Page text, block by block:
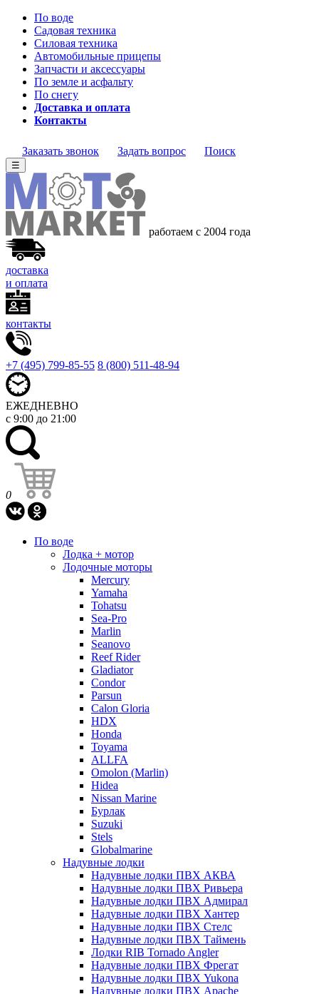
По воде
Садовая техника
Силовая техника
Автомобильные прицепы
Запчасти и аксессуары
По земле и асфальту
По снегу
Доставка и оплата
Контакты
Заказать звонок Задать вопрос Поиск
☰
работаем с 2004 года
доставка
и оплата
контакты
+7 (495) 799-85-55 8 (800) 511-48-94
ЕЖЕДНЕВНО
с 9:00 до 21:00
0
По воде
Лодка + мотор
Лодочные моторы
Mercury
Yamaha
Tohatsu
Sea-Pro
Marlin
Seanovo
Reef Rider
Gladiator
Condor
Parsun
Calon Gloria
HDX
Honda
Toyama
ALLFA
Omolon (Marlin)
Hidea
Nissan Marine
Бурлак
Suzuki
Stels
Globalmarine
Надувные лодки
Надувные лодки ПВХ АКВА
Надувные лодки ПВХ Ривьера
Надувные лодки ПВХ Адмирал
Надувные лодки ПВХ Хантер
Надувные лодки ПВХ Стелс
Надувные лодки ПВХ Таймень
Лодки RIB Tornado Angler
Надувные лодки ПВХ Фрегат
Надувные лодки ПВХ Yukona
Надувные лодки ПВХ Apache